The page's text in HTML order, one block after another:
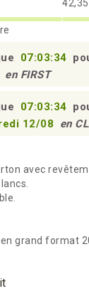
07:03:34
en FIRST
07:03:34
12/08
en
avec
grand format